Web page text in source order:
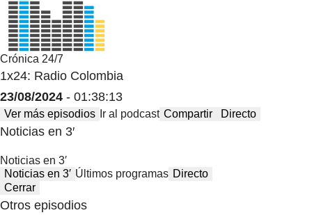
Crónica 24/7
1x24: Radio Colombia
23/08/2024 - 01:38:13
Ver más episodios Ir al podcast Compartir Directo
Noticias en 3′
Noticias en 3′
Noticias en 3′ Últimos programas Directo
Cerrar
Otros episodios